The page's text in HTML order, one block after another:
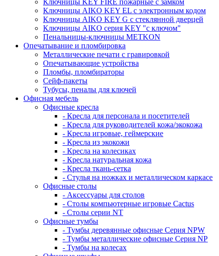
Ключницы KEY FIRE пожарные с замком
Ключницы AIKO KEY EL с электронным кодом
Ключницы AIKO KEY G с стеклянной дверцей
Ключницы AIKO серия KEY "с ключом"
Пенальницы-ключницы METKON
Опечатывание и пломбировка
Металлические печати с гравировкой
Опечатывающие устройства
Пломбы, пломбираторы
Сейф-пакеты
Тубусы, пеналы для ключей
Офисная мебель
Офисные кресла
- Кресла для персонала и посетителей
- Кресла для руководителей кожа/экокожа
- Кресла игровые, геймерские
- Кресла из экокожи
- Кресла на колесиках
- Кресла натуральная кожа
- Кресла ткань-сетка
- Стулья на ножках и металлическом каркасе
Офисные столы
- Аксессуары для столов
- Столы компьютерные игровые Cactus
- Столы серии NT
Офисные тумбы
- Тумбы деревянные офисные Серия NPW
- Тумбы металлические офисные Серия NP
- Тумбы на колесах